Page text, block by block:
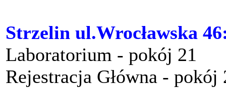
Strzelin ul.Wrocławska
Laboratorium - pokój 21
Rejestracja Główna -